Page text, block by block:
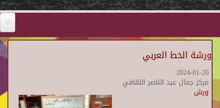
ورشة الخط العربي
2024-01-20
مركز جمال عبد الناصر الثقافي
ورش